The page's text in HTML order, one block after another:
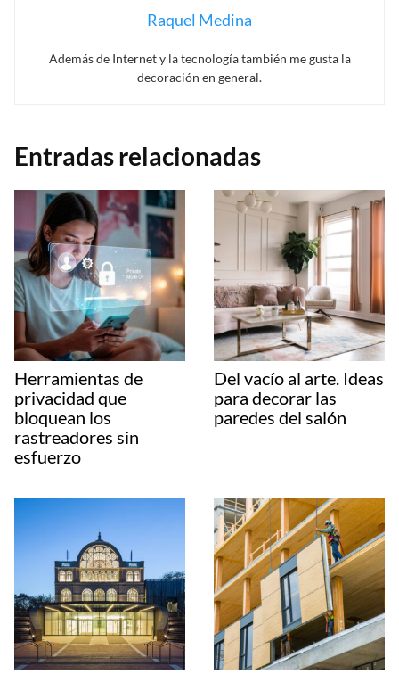
Raquel Medina
Además de Internet y la tecnología también me gusta la
decoración en general.
Entradas relacionadas
Herramientas de
privacidad que
bloquean los
rastreadores sin
esfuerzo
Del vacío al arte. Ideas
para decorar las
paredes del salón